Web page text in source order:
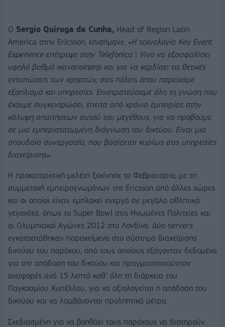
Ο Sergio Quiroga da Cunha, Head of Region Latin
America στην Ericsson, επισήμανε: «Η τεχνολογία Key Event
Experience επέτρεψε στην Telefonica | Vivo να εξασφαλίσει
υψηλό βαθμό ικανοποίησης και για να κερδίσει τις θετικές
εντυπώσεις των χρηστών, στις πόλεις όπου παρείχαμε
εξοπλισμό και υπηρεσίες. Επιστρατεύσαμε όλη τη γνώση που
έχουμε συγκεντρώσει, έπειτα από χρόνια εμπειρίας στην
κάλυψη απαιτήσεων αυτού του μεγέθους, για να προβούμε
σε μια εμπεριστατωμένη διάγνωση του δικτύου. Είναι μια
σπουδαία συνεργασία, που βασίζεται κυρίως στις υπηρεσίες
διαχείρισης».
Η προκαταρκτική μελέτη ξεκίνησε το Φεβρουάριο, με τη
συμμετοχή εμπειρογνωμόνων της Ericsson από άλλες χώρες
και οι οποίοι είχαν εμπλακεί ενεργά σε μεγάλα αθλητικά
γεγονότα, όπως το Super Bowl στις Ηνωμένες Πολιτείες και
οι Ολυμπιακοί Αγώνες 2012 στο Λονδίνο. Δύο servers
εγκαταστάθηκαν παρακείμενα στο σύστημα διαχείρισης
δικτύου του παρόχου, από τους οποίους εξάγονταν δεδομένα
για την απόδοση του δικτύου και πραγματοποιούνταν
αναφορές ανά 15 λεπτά καθ’ όλη τη διάρκεια του
Παγκοσμίου Κυπέλλου, για να αξιολογείται η απόδοση του
δικτύου και να λαμβάνονται προληπτικά μέτρα.
Σχεδιασμένη για να βοηθάει τους παρόχους να διατηρούν